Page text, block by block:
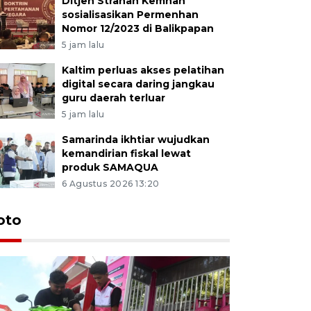
sosialisasikan Permenhan
Nomor 12/2023 di Balikpapan
5 jam lalu
Kaltim perluas akses pelatihan
digital secara daring jangkau
guru daerah terluar
5 jam lalu
Samarinda ikhtiar wujudkan
kemandirian fiskal lewat
produk SAMAQUA
6 Agustus 2026 13:20